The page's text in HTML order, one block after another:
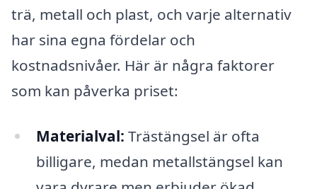
trä, metall och plast, och varje alternativ
har sina egna fördelar och
kostnadsnivåer. Här är några faktorer
som kan påverka priset:
Materialval: Trästängsel är ofta
billigare, medan metallstängsel kan